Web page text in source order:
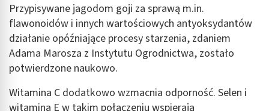
Przypisywane jagodom goji za sprawą m.in.
flawonoidów i innych wartościowych antyoksydantów
działanie opóźniające procesy starzenia, zdaniem
Adama Marosza z Instytutu Ogrodnictwa, zostało
potwierdzone naukowo.
Witamina C dodatkowo wzmacnia odporność. Selen i
witamina E w takim połączeniu wspierają